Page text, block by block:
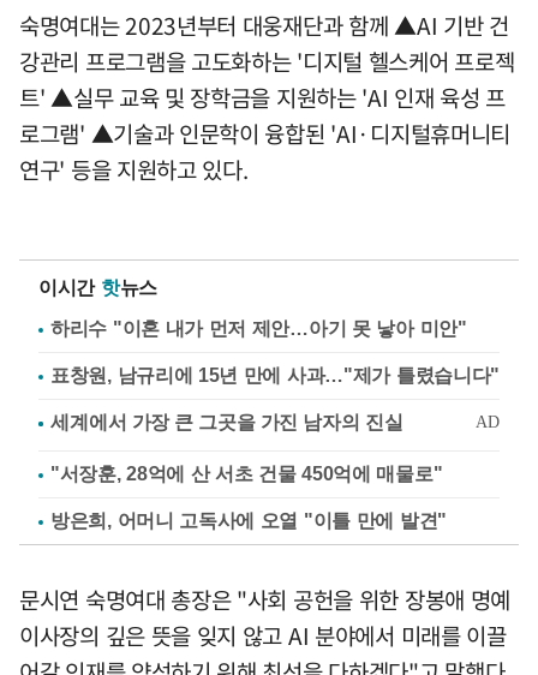
숙명여대는 2023년부터 대웅재단과 함께 ▲AI 기반 건
강관리 프로그램을 고도화하는 '디지털 헬스케어 프로젝
트' ▲실무 교육 및 장학금을 지원하는 'AI 인재 육성 프
로그램' ▲기술과 인문학이 융합된 'AI·디지털휴머니티
연구' 등을 지원하고 있다.
이시간 핫뉴스
하리수 "이혼 내가 먼저 제안…아기 못 낳아 미안"
표창원, 남규리에 15년 만에 사과…"제가 틀렸습니다"
"서장훈, 28억에 산 서초 건물 450억에 매물로"
방은희, 어머니 고독사에 오열 "이틀 만에 발견"
문시연 숙명여대 총장은 "사회 공헌을 위한 장봉애 명예
이사장의 깊은 뜻을 잊지 않고 AI 분야에서 미래를 이끌